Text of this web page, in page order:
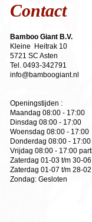
Contact
Bamboo Giant B.V.
Kleine Heitrak 10
5721 SC Asten
Tel. 0493-342791
info@bamboogiant.nl
Openingstijden :
Maandag 08:00 - 17:00
Dinsdag 08:00 - 17:00
Woensdag 08:00 - 17:00
Donderdag 08:00 - 17:00
Vrijdag 08:00 - 17:00
Zaterdag 01-03 t/m 30-
Zaterdag 01-07 t/m 28-
Zondag: Gesloten